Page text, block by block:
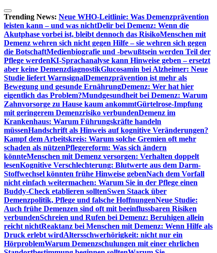
Zum
Inhalt
springen
Trending News: Neue WHO-Leitlinie: Was Demenzprävention
leisten kann – und was nichtDelir bei Demenz: Wenn die
Akutphase vorbei ist, bleibt dennoch das RisikoMenschen mit
Demenz wehren sich nicht gegen Hilfe – sie wehren sich gegen
die BotschaftMedienbiografie und -bewußtsein werden Teil der
Pflege werdenKI-Sprachanalyse kann Hinweise geben – ersetzt
aber keine DemenzdiagnostikGlucosamin bei Alzheimer: Neue
Studie liefert WarnsignalDemenzprävention ist mehr als
Bewegung und gesunde ErnährungDemenz: Wer hat hier
eigentlich das Problem?Mundgesundheit bei Demenz: Warum
Zahnvorsorge zu Hause kaum ankommtGürtelrose-Impfung
mit geringerem Demenzrisiko verbundenDemenz im
Krankenhaus: Warum Führungskräfte handeln
müssenHandschrift als Hinweis auf kognitive Veränderungen?
Kampf dem Arbeitskreis: Warum solche Gremien oft mehr
schaden als nützenPflegereform: Was sich ändern
könnteMenschen mit Demenz versorgen: Verhalten doppelt
lesenKognitive Verschlechterung: Blutwerte aus dem Darm-
Stoffwechsel könnten frühe Hinweise gebenNach dem Vorfall
nicht einfach weitermachen: Warum Sie in der Pflege einen
Buddy-Check etablieren solltenSwen Staack über
Demenzpolitik, Pflege und falsche HoffnungenNeue Studie:
Auch frühe Demenzen sind oft mit beeinflussbaren Risiken
verbundenSchreien und Rufen bei Demenz: Beruhigen allein
reicht nichtReaktanz bei Menschen mit Demenz: Wenn Hilfe als
Druck erlebt wirdAltersschwerhörigkeit: nicht nur ein
HörproblemWarum Demenzschulungen mit einer ehrlichen